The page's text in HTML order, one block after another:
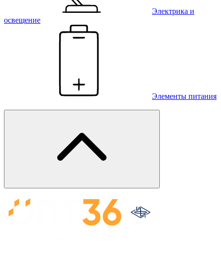
Электрика и
освещение
Элементы питания